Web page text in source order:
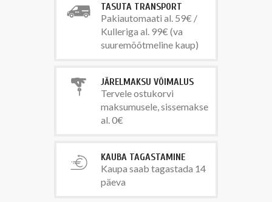
TASUTA TRANSPORT
Pakiautomaati al. 59€ /
Kulleriga al. 99€ (va
suuremõõtmeline kaup)
JÄRELMAKSU VÕIMALUS
Tervele ostukorvi
maksumusele, sissemakse
al. 0€
KAUBA TAGASTAMINE
Kaupa saab tagastada 14
päeva